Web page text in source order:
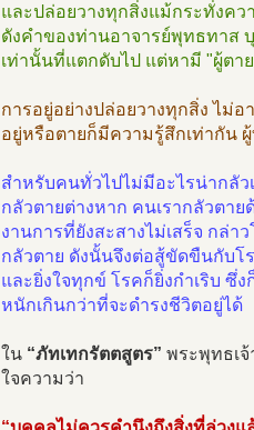
และปล่อยวางทุกสิ่งแม้กระทั่งค
ดังคำของท่านอาจารย์พุทธทาส
เท่านั้นที่แตกดับไป แต่หามี "ผู้ตา
การอยู่อย่างปล่อยวางทุกสิ่ง ไม่
อยู่หรือตายก็มีความรู้สึกเท่ากัน
สำหรับคนทั่วไปไม่มีอะไรน่ากลั
กลัวตายต่างหาก คนเรากลัวตา
งานการที่ยังสะสางไม่เสร็จ กล่า
กลัวตาย ดังนั้นจึงต่อสู้ขัดขืนกับโ
และยิ่งใจทุกข์ โรคก็ยิ่งกำเริบ ซึ่
หนักเกินกว่าที่จะดำรงชีวิตอยู่ได้
ใน “ภัทเทกรัตตสูตร” พระพุทธเจ้
ใจความว่า